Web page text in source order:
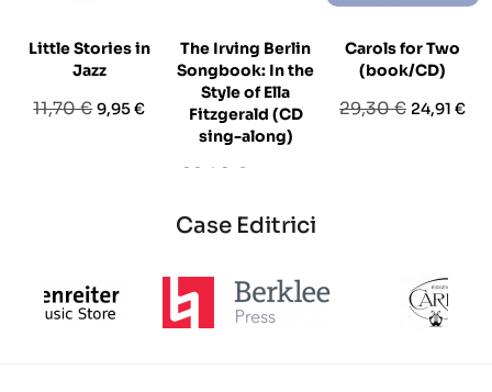
Little Stories in
Jazz
Prezzo
11,70 €Prezzo
9,95 €
The Irving Berlin
Songbook: In the
Style of Ella
Fitzgerald (CD
sing-along)
Prezzo
28,90 €
Carols for Two
(book/CD)
Prezzo
29,30 € Prezzo
24,91 €
Case Editrici